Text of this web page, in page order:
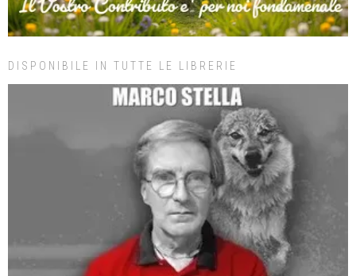
DISPONIBILE IN TUTTE LE LIBRERIE